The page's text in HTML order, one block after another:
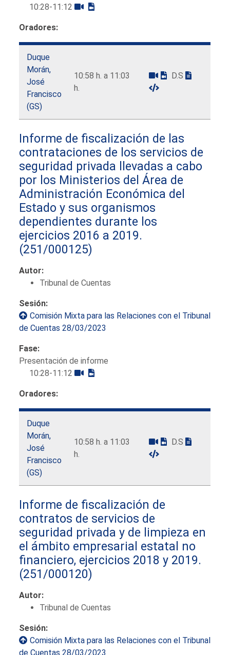
10:28-11:12
Oradores:
Duque
Morán,
José
Francisco
(GS)
10:58 h. a 11:03
h.
D.S
Informe de fiscalización de las
contrataciones de los servicios de
seguridad privada llevadas a cabo
por los Ministerios del Área de
Administración Económica del
Estado y sus organismos
dependientes durante los
ejercicios 2016 a 2019.
(251/000125)
Autor:
Tribunal de Cuentas
Sesión:
Comisión Mixta para las Relaciones con el Tribunal
de Cuentas 28/03/2023
Fase:
Presentación de informe
10:28-11:12
Oradores:
Duque
Morán,
José
Francisco
(GS)
10:58 h. a 11:03
h.
D.S
Informe de fiscalización de
contratos de servicios de
seguridad privada y de limpieza en
el ámbito empresarial estatal no
financiero, ejercicios 2018 y 2019.
(251/000120)
Autor:
Tribunal de Cuentas
Sesión:
Comisión Mixta para las Relaciones con el Tribunal
de Cuentas 28/03/2023